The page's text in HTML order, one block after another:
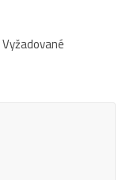
Vyžadované